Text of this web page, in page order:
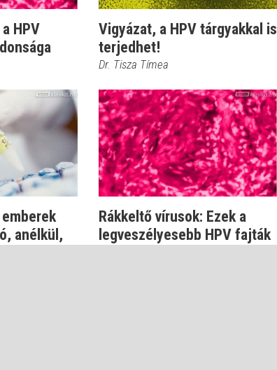
HPV
Vigyázat, a HPV tárgyakkal is
terjedhet!
Dr. Tisza Tímea
anélkül,
Rákkeltő vírusok: Ezek a
legveszélyesebb HPV fajták